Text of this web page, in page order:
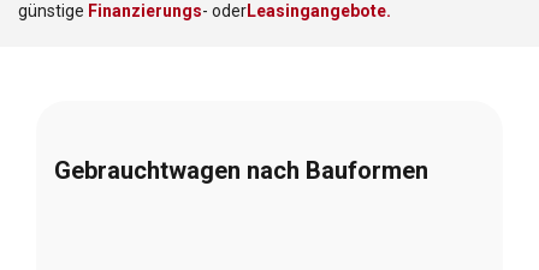
günstige Finanzierungs- oderLeasingangebote.
Gebrauchtwagen nach Bauformen